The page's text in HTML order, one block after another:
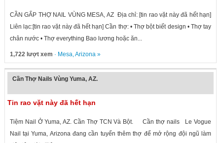
CẦN GẤP THỢ NAIL VÙNG MESA, AZ Địa chỉ: [tin rao vặt này đã hết hạn]
Liên lạc:[tin rao vặt này đã hết hạn] Cần thợ: • Thợ bột biết design • Thợ tay
chân nước • Thợ everything Bao lương hoặc ăn...
1,722 lượt xem · Mesa,Arizona»
Cần Thợ Nails Vùng Yuma, AZ.
Tin rao vặt này đã hết hạn
Tiệm Nail Ở Yuma, AZ. Cần Thợ TCN Và Bột. Cần thợ nails Le Vogue
Nail tại Yuma, Arizona đang cần tuyển thêm thợ để mở rộng đội ngũ làm